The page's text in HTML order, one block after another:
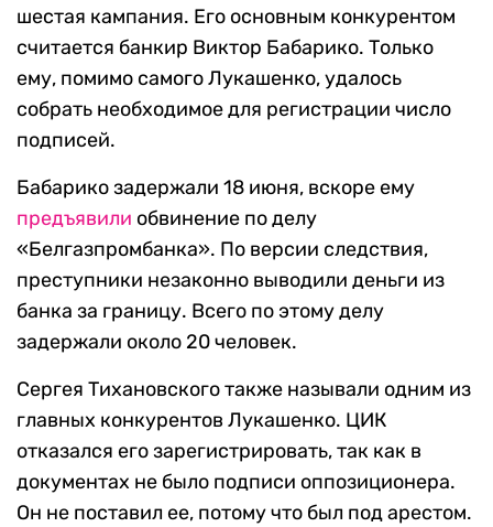
шестая кампания. Его основным конкурентом
считается банкир Виктор Бабарико. Только
ему, помимо самого Лукашенко, удалось
собрать необходимое для регистрации число
подписей.
Бабарико задержали 18 июня, вскоре ему
предъявили обвинение по делу
«Белгазпромбанка». По версии следствия,
преступники незаконно выводили деньги из
банка за границу. Всего по этому делу
задержали около 20 человек.
Сергея Тихановского также называли одним из
главных конкурентов Лукашенко. ЦИК
отказался его зарегистрировать, так как в
документах не было подписи оппозиционера.
Он не поставил ее, потому что был под арестом.